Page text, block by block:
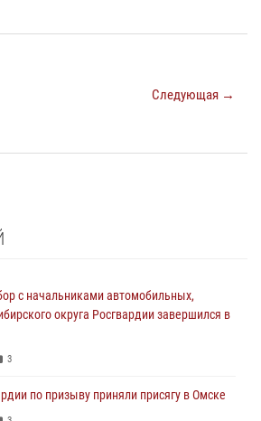
Следующая →
с начальниками автомобильных,
округа Росгвардии завершился в
3
по призыву приняли присягу в Омске